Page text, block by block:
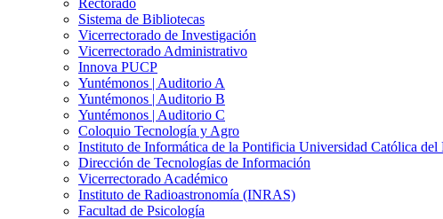
Rectorado
Sistema de Bibliotecas
Vicerrectorado de Investigación
Vicerrectorado Administrativo
Innova PUCP
Yuntémonos | Auditorio A
Yuntémonos | Auditorio B
Yuntémonos | Auditorio C
Coloquio Tecnología y Agro
Instituto de Informática de la Pontificia Universidad Católica del
Dirección de Tecnologías de Información
Vicerrectorado Académico
Instituto de Radioastronomía (INRAS)
Facultad de Psicología